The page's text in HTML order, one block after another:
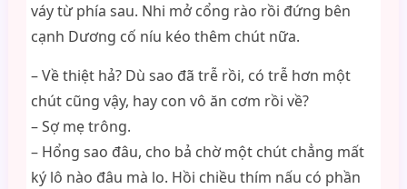
váy từ phía sau. Nhi mở cổng rào rồi đứng bên
cạnh Dương cố níu kéo thêm chút nữa.
– Về thiệt hả? Dù sao đã trễ rồi, có trễ hơn một
chút cũng vậy, hay con vô ăn cơm rồi về?
– Sợ mẹ trông.
– Hổng sao đâu, cho bả chờ một chút chẳng mất
ký lô nào đâu mà lo. Hồi chiều thím nấu có phần